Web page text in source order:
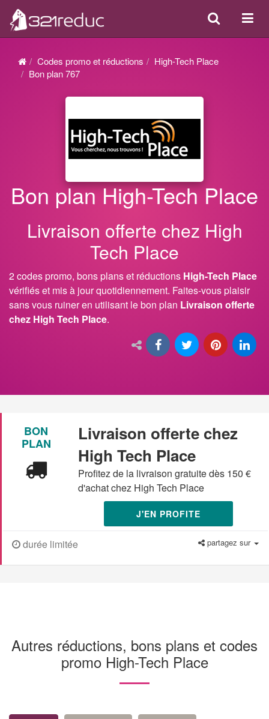
ou
Search
Codes promo et réductions
High-Tech Place
Bon plan 767
Bon plan High-Tech Place
Livraison offerte chez High
Tech Place
2 codes promo, bons plans et réductions High-Tech Place
vérifiés et mis à jour quotidiennement. Faites-vous plaisir
sans vous ruiner en utilisant le bon plan Livraison offerte
chez High Tech Place.
BON
PLAN
Livraison offerte chez
High Tech Place
Profitez de la livraison gratuite dès 150 €
d'achat chez High Tech Place
J'EN PROFITE
durée limitée partagez sur
Autres réductions, bons plans et codes
promo High-Tech Place